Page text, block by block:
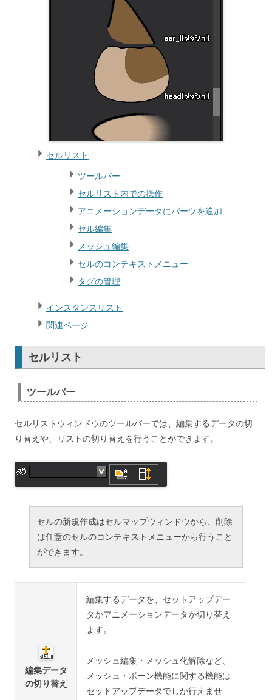
セルリスト
ツールバー
セルリスト内での操作
アニメーションデータにパーツを追加
セル編集
メッシュ編集
セルのコンテキストメニュー
タグの管理
インスタンスリスト
関連ページ
セルリスト
ツールバー
セルリストウィンドウのツールバーでは、編集するデータの切
り替えや、リストの切り替えを行うことができます。
セルの新規作成はセルマップウィンドウから、削除
は任意のセルのコンテキストメニューから行うこと
ができます。
編集データ
の切り替え
編集するデータを、セットアップデー
タかアニメーションデータか切り替え
ます。
メッシュ編集・メッシュ化解除など、
メッシュ・ボーン機能に関する機能は
セットアップデータでしか行えませ